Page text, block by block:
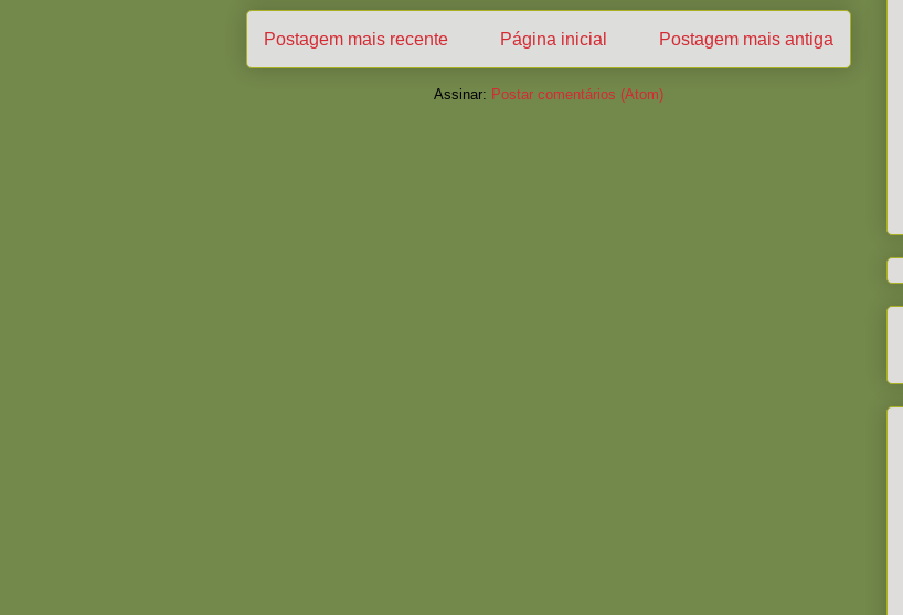
Postagem mais recente Postagem mais antiga
Página inicial
Assinar: Postar comentários (Atom)